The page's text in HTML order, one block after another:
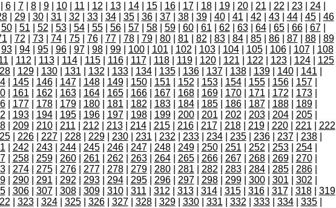
6| 7| 8| 9| 10| 11 12 13| 14| 15| 16| 17| 18| 19| 20| 21 22 23| 24|
| 29| 30| 31 32 33| 34| 35| 36| 37| 38| 39| 40| 41 42 43| 44| 45| 46
50| 51 52 53| 54| 55| 56| 57| 58| 59| 60| 61 62 63| 64| 65| 66| 67|
72 73| 74| 75| 76| 77| 78| 79| 80| 81 82 83| 84| 85| 86| 87| 88| 89
93| 94| 95| 96| 97| 98| 99| 100| 101 102 103| 104| 105| 106| 107| 108
112 113| 114| 115| 116| 117| 118| 119| 120| 121 122 123| 124| 125
| 129| 130| 131 132 133| 134| 135| 136| 137| 138| 139| 140| 141
| 145| 146| 147| 148| 149| 150| 151 152 153| 154| 155| 156| 157|
| 161 162 163| 164| 165| 166| 167| 168| 169| 170| 171 172 173|
| 177| 178| 179| 180| 181 182 183| 184| 185| 186| 187| 188| 189|
193| 194| 195| 196| 197| 198| 199| 200| 201 202 203| 204| 205|
| 209| 210| 211 212 213| 214| 215| 216| 217| 218| 219| 220| 221
222
| 226| 227| 228| 229| 230| 231 232 233| 234| 235| 236| 237| 238|
242 243| 244| 245| 246| 247| 248| 249| 250| 251 252 253| 254|
| 258| 259| 260| 261 262 263| 264| 265| 266| 267| 268| 269| 270|
| 274| 275| 276| 277| 278| 279| 280| 281 282 283| 284| 285| 286|
| 290| 291 292 293| 294| 295| 296| 297| 298| 299| 300| 301 302
| 306| 307| 308| 309| 310| 311 312 313| 314| 315| 316| 317| 318| 319
323| 324| 325| 326| 327| 328| 329| 330| 331 332 333| 334| 335|